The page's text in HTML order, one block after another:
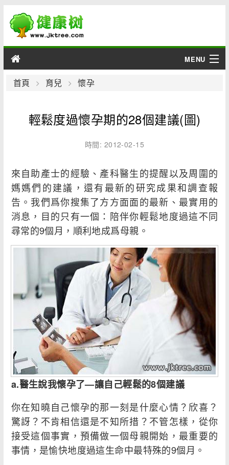
MENU
男性
綜合
疾病
首頁 育兒 懷孕
輕鬆度過懷孕期的28個建議(圖)
時間: 2012-02-15
來自助產士的經驗、產科醫生的提醒以及周圍的
媽媽們的建議，還有最新的研究成果和調查報
告。我們爲你搜集了方方面面的最新、最實用的
消息，目的只有一個：陪伴你輕鬆地度過這不同
尋常的9個月，順利地成爲母親。
a.醫生說我懷孕了—讓自己輕鬆的8個建議
你在知曉自己懷孕的那一刻是什麼心情？欣喜？
驚訝？不肯相信還是不知所措？不管怎樣，從你
接受這個事實，預備做一個母親開始，最重要的
事情，是愉快地度過這生命中最特殊的9個月。